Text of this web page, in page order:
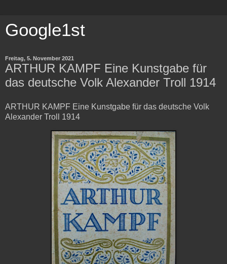
Google1st
Freitag, 5. November 2021
ARTHUR KAMPF Eine Kunstgabe für
das deutsche Volk Alexander Troll 1914
ARTHUR KAMPF Eine Kunstgabe für das deutsche Volk
Alexander Troll 1914